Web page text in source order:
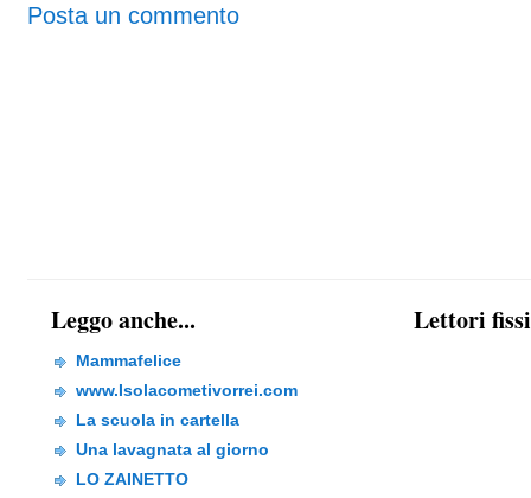
Posta un commento
Leggo anche...
Mammafelice
www.Isolacometivorrei.com
La scuola in cartella
Una lavagnata al giorno
LO ZAINETTO
Lettori fissi